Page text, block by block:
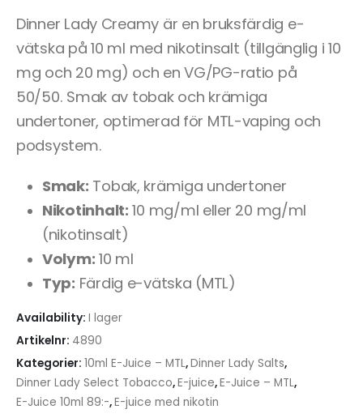
Dinner Lady Creamy är en bruksfärdig e-
vätska på 10 ml med nikotinsalt (tillgänglig i 10
mg och 20 mg) och en VG/PG-ratio på
50/50. Smak av tobak och krämiga
undertoner, optimerad för MTL-vaping och
podsystem.
Smak: Tobak, krämiga undertoner
Nikotinhalt: 10 mg/ml eller 20 mg/ml
(nikotinsalt)
Volym: 10 ml
Typ: Färdig e-vätska (MTL)
Availability: I lager
Artikelnr: 4890
Kategorier: 10ml E-Juice – MTL,Dinner Lady Salts,
Dinner Lady Select Tobacco,E-juice,E-Juice – MTL,
E-Juice 10ml 89:-,E-juice med nikotin